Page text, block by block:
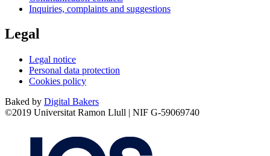
Inquiries, complaints and suggestions
Legal
Legal notice
Personal data protection
Cookies policy
Baked by Digital Bakers
©2019 Universitat Ramon Llull | NIF G-59069740